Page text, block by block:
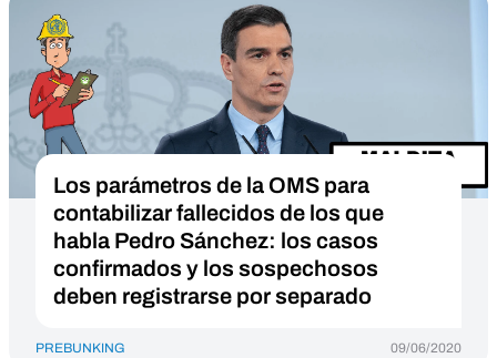
Los parámetros de la OMS para
contabilizar fallecidos de los que
habla Pedro Sánchez: los casos
confirmados y los sospechosos
deben registrarse por separado
PREBUNKING 09/06/2020